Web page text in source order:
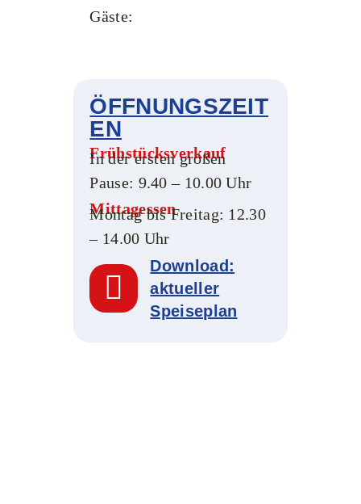
Gäste:
ÖFFNUNGSZEIT
EN
Frühstücksverkauf
In der ersten großen
Pause: 9.40 – 10.00 Uhr
Mittagessen
Montag bis Freitag: 12.30
– 14.00 Uhr
Download:
aktueller
Speiseplan